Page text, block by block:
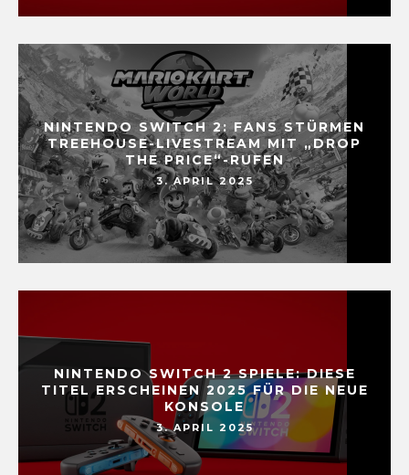
NINTENDO SWITCH 2: FANS STÜRMEN
TREEHOUSE-LIVESTREAM MIT „DROP
THE PRICE“-RUFEN
3. APRIL 2025
NINTENDO SWITCH 2 SPIELE: DIESE
TITEL ERSCHEINEN 2025 FÜR DIE NEUE
KONSOLE
3. APRIL 2025